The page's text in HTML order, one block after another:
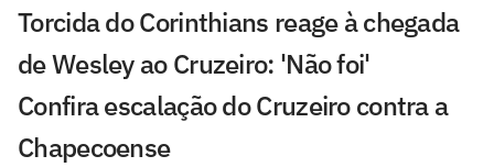
Torcida do Corinthians reage à chegada
de Wesley ao Cruzeiro: 'Não foi'
Confira escalação do Cruzeiro contra a
Chapecoense